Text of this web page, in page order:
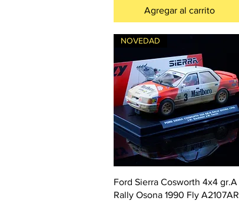
Agregar al carrito
NOVEDAD
Ford Sierra Cosworth 4x4 gr.A
Rally Osona 1990 Fly A2107AR